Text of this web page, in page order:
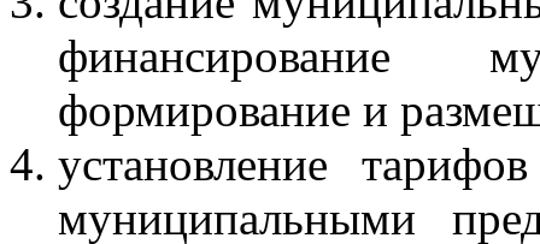
финансирование
формирование и
установление
муниципальными